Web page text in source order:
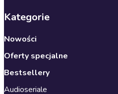
Kategorie
Nowości
Oferty specjalne
Bestsellery
Audioseriale